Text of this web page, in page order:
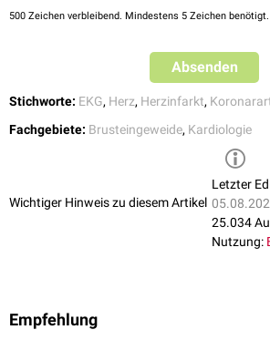
500 Zeichen verbleibend. Mindestens 5 Zeichen benötigt.
Absenden
Stichworte: EKG, Herz, Herzinfarkt,
Fachgebiete: Brusteingeweide, Kardiologie
Wichtiger Hinweis zu diesem Artikel
Letzter
25.034
Nutzung:
Empfehlung